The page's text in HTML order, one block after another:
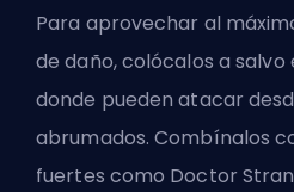
Para aprovechar al
de daño, colócalos a
donde pueden atacar
abrumados. Combínalos
fuertes como Doctor